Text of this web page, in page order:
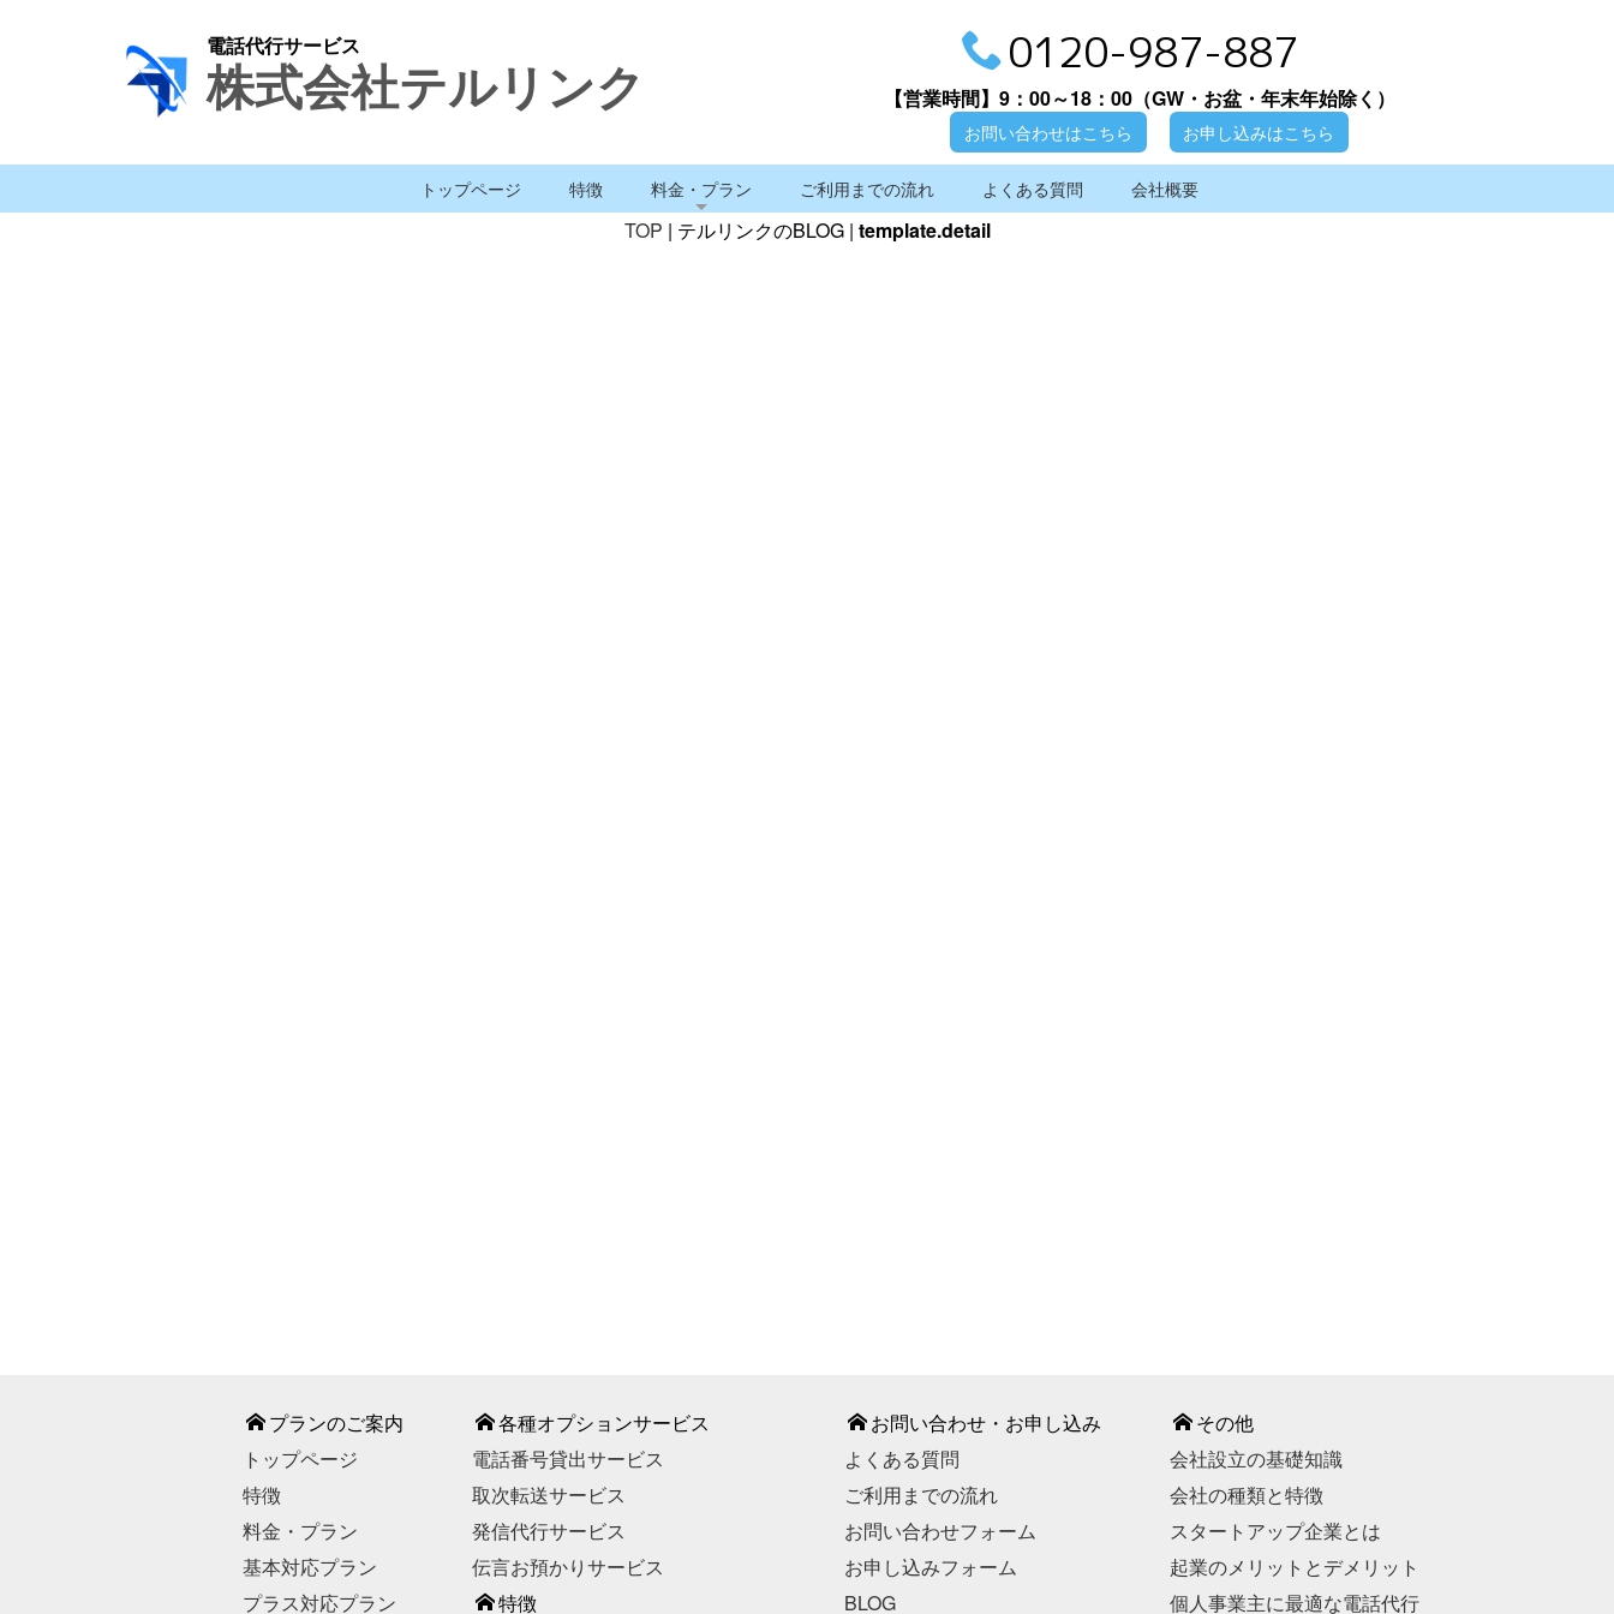
電話代行サービス
株式会社テルリンク 0120-987-887
【営業時間】 9：00～18：00 （GW・お盆・年末年始除く）
お問い合わせはこちら お申し込みはこちら
トップページ 特徴 料金・プラン ご利用までの流れ よくある質問 会社概要
TOP | テルリンクのBLOG | template.detail
プランのご案内
トップページ
特徴
料金・プラン
基本対応プラン
プラス対応プラン
各種オプションサービス
電話番号貸出サービス
取次転送サービス
発信代行サービス
伝言お預かりサービス
特徴
お問い合わせ・お申し込み
よくある質問
ご利用までの流れ
お問い合わせフォーム
お申し込みフォーム
BLOG
その他
会社設立の基礎知識
会社の種類と特徴
スタートアップ企業とは
起業のメリットとデメリット
個人事業主に最適な電話代行